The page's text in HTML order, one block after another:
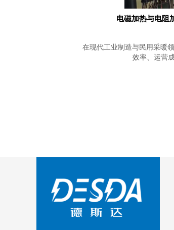
电磁加热与电阻
在现代工业制造与民用采暖
效率、运营